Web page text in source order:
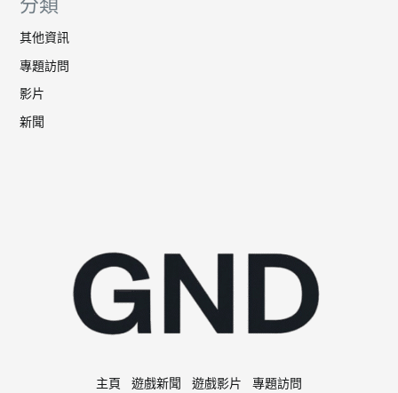
分類
其他資訊
專題訪問
影片
新聞
主頁 遊戲新聞 遊戲影片 專題訪問